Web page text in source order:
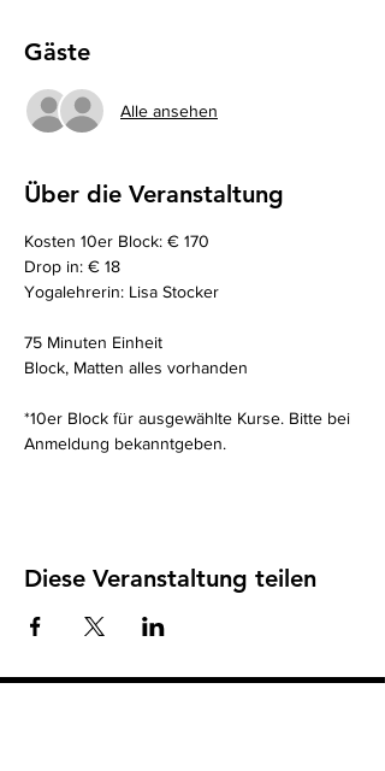
Gäste
Alle ansehen
Über die Veranstaltung
Kosten 10er Block: € 170
Drop in: € 18
Yogalehrerin: Lisa Stocker
75 Minuten Einheit
Block, Matten alles vorhanden
*10er Block für ausgewählte Kurse. Bitte bei
Anmeldung bekanntgeben.
Diese Veranstaltung teilen